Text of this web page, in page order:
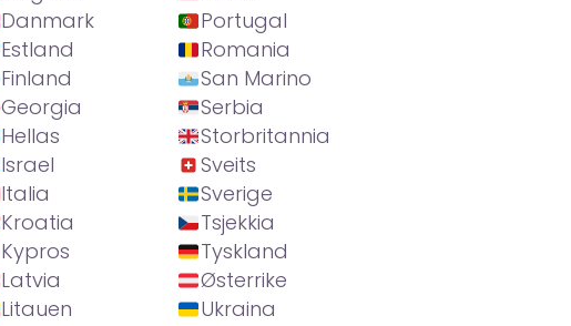
Danmark
Estland
Finland
Georgia
Hellas
Israel
Italia
Kroatia
Kypros
Latvia
Litauen
Portugal
Romania
San Marino
Serbia
Storbritannia
Sveits
Sverige
Tsjekkia
Tyskland
Østerrike
Ukraina